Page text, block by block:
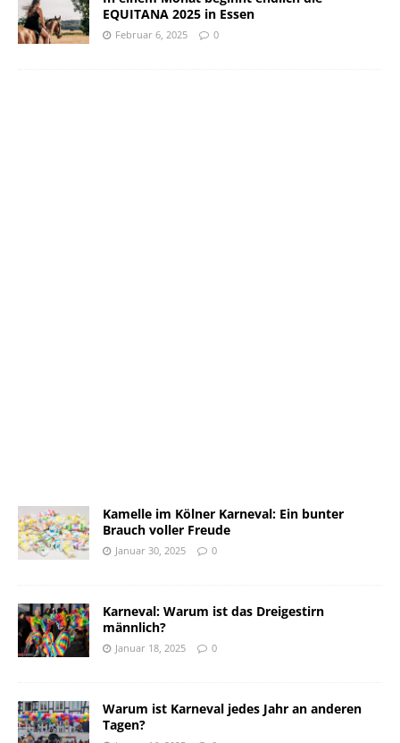
EQUITANA 2025 in Essen
Februar 6, 2025 0
Kamelle im Kölner Karneval: Ein bunter
Brauch voller Freude
Januar 30, 2025 0
Karneval: Warum ist das Dreigestirn
männlich?
Januar 18, 2025 0
Warum ist Karneval jedes Jahr an anderen
Tagen?